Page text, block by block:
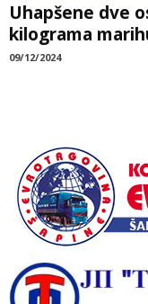
Uhapšene dve
kilograma
09/12/2024